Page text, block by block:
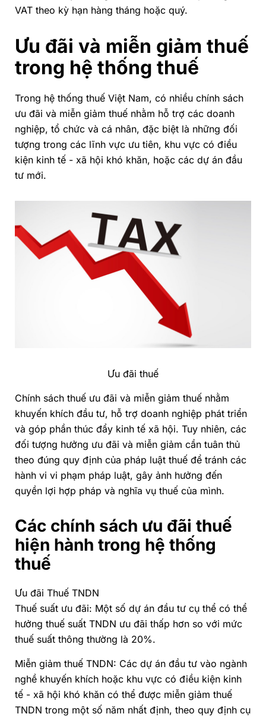
VAT theo kỳ hạn hàng tháng hoặc quý.
Ưu đãi và miễn giảm thuế
trong hệ thống thuế
Trong hệ thống thuế Việt Nam, có nhiều chính sách
ưu đãi và miễn giảm thuế nhằm hỗ trợ các doanh
nghiệp, tổ chức và cá nhân, đặc biệt là những đối
tượng trong các lĩnh vực ưu tiên, khu vực có điều
kiện kinh tế - xã hội khó khăn, hoặc các dự án đầu
tư mới.
Ưu đãi thuế
Chính sách thuế ưu đãi và miễn giảm thuế nhằm
khuyến khích đầu tư, hỗ trợ doanh nghiệp phát triển
và góp phần thúc đẩy kinh tế xã hội. Tuy nhiên, các
đối tượng hưởng ưu đãi và miễn giảm cần tuân thủ
theo đúng quy định của pháp luật thuế để tránh các
hành vi vi phạm pháp luật, gây ảnh hưởng đến
quyền lợi hợp pháp và nghĩa vụ thuế của mình.
Các chính sách ưu đãi thuế
hiện hành trong hệ thống
thuế
Ưu đãi Thuế TNDN
Thuế suất ưu đãi: Một số dự án đầu tư cụ thể có thể
hưởng thuế suất TNDN ưu đãi thấp hơn so với mức
thuế suất thông thường là 20%.
Miễn giảm thuế TNDN: Các dự án đầu tư vào ngành
nghề khuyến khích hoặc khu vực có điều kiện kinh
tế - xã hội khó khăn có thể được miễn giảm thuế
TNDN trong một số năm nhất định, theo quy định cụ